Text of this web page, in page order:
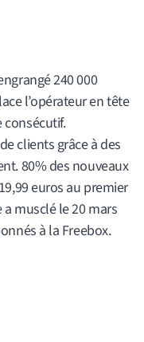
240 000
l’opérateur en tête
consécutif.
clients grâce à des
80% des nouveaux
euros au premier
musclé le 20 mars
à la Freebox.